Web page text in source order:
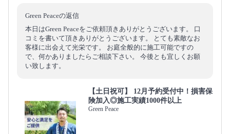
Green Peaceの返信
本日はGreen Peaceをご依頼頂きありがとうございます。 口
コミを書いて頂きありがとうございます。 とても素敵なお
客様に出会えて光栄です。 お庭全般的に施工可能ですの
で、何かありましたらご相談下さい。 今後とも宜しくお願
い致します。
【土日祝可】 12月予約受付中！損害保
険加入◎施工実績1000件以上
Green Peace